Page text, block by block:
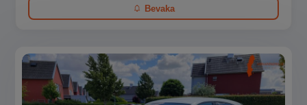
Bevaka